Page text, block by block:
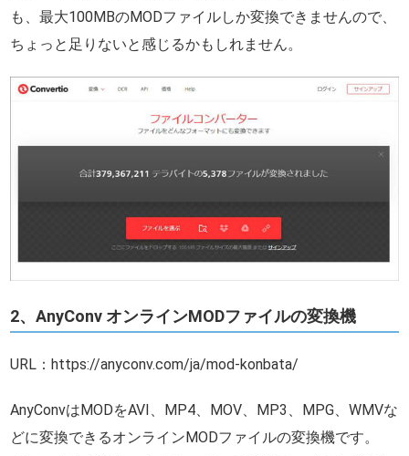
も、最大100MBのMODファイルしか変換できませんので、
ちょっと足りないと感じるかもしれません。
2、AnyConv オンラインMODファイルの変換機
URL：https://anyconv.com/ja/mod-konbata/
AnyConvはMODをAVI、MP4、MOV、MP3、MPG、WMVな
どに変換できるオンラインMODファイルの変換機です。